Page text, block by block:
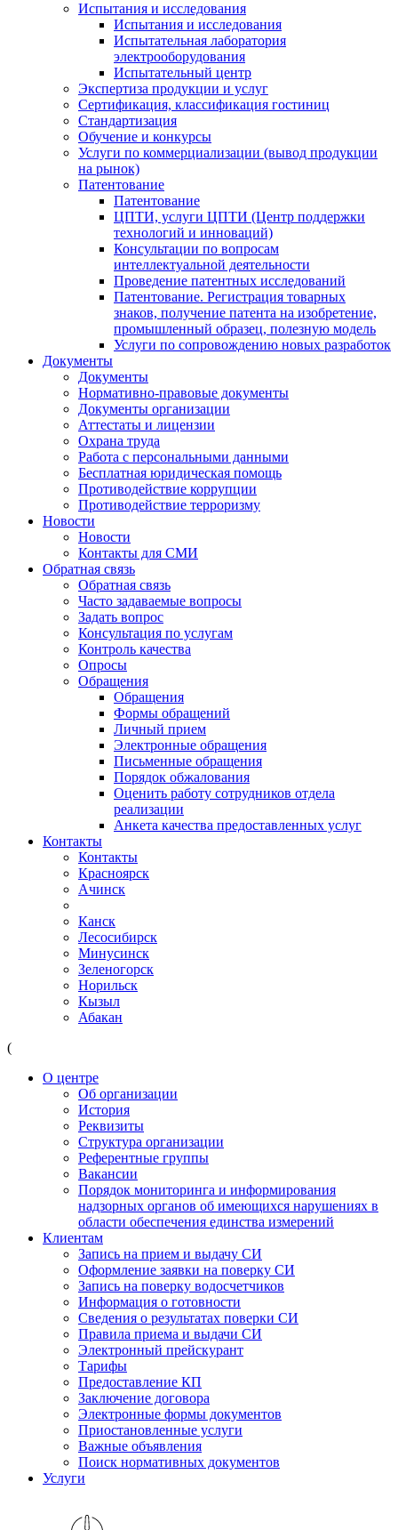
Испытания и исследования
Испытания и исследования
Испытательная лаборатория
электрооборудования
Испытательный центр
Экспертиза продукции и услуг
Сертификация, классификация гостиниц
Стандартизация
Обучение и конкурсы
Услуги по коммерциализации (вывод продукции
на рынок)
Патентование
Патентование
ЦПТИ, услуги ЦПТИ (Центр поддержки
технологий и инноваций)
Консультации по вопросам
интеллектуальной деятельности
Проведение патентных исследований
Патентование. Регистрация товарных
знаков, получение патента на изобретение,
промышленный образец, полезную модель
Услуги по сопровождению новых разработок
Документы
Документы
Нормативно-правовые документы
Документы организации
Аттестаты и лицензии
Охрана труда
Работа с персональными данными
Бесплатная юридическая помощь
Противодействие коррупции
Противодействие терроризму
Новости
Новости
Контакты для СМИ
Обратная связь
Обратная связь
Часто задаваемые вопросы
Задать вопрос
Консультация по услугам
Контроль качества
Опросы
Обращения
Обращения
Формы обращений
Личный прием
Электронные обращения
Письменные обращения
Порядок обжалования
Оценить работу сотрудников отдела
реализации
Анкета качества предоставленных услуг
Контакты
Контакты
Красноярск
Ачинск
Канск
Лесосибирск
Минусинск
Зеленогорск
Норильск
Кызыл
Абакан
(
О центре
Об организации
История
Реквизиты
Структура организации
Референтные группы
Вакансии
Порядок мониторинга и информирования
надзорных органов об имеющихся нарушениях в
области обеспечения единства измерений
Клиентам
Запись на прием и выдачу СИ
Оформление заявки на поверку СИ
Запись на поверку водосчетчиков
Информация о готовности
Сведения о результатах поверки СИ
Правила приема и выдачи СИ
Электронный прейскурант
Тарифы
Предоставление КП
Заключение договора
Электронные формы документов
Приостановленные услуги
Важные объявления
Поиск нормативных документов
Услуги